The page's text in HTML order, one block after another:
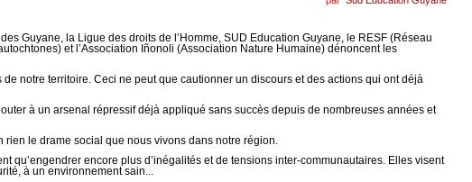
Guyane, la Ligue des droits de l’Homme, SUD Education Guyane, le RESF (Réseau
et l’Association Iñonoli (Association Nature Humaine) dénoncent les
notre territoire. Ceci ne peut que cautionner un discours et des actions qui ont déjà
à un arsenal répressif déjà appliqué sans succès depuis de nombreuses années et
rien le drame social que nous vivons dans notre région.
encore plus d’inégalités et de tensions inter-communautaires. Elles visent
à un environnement sain...